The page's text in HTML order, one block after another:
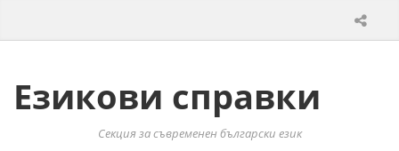
Езикови справки
Секция за съвременен български език